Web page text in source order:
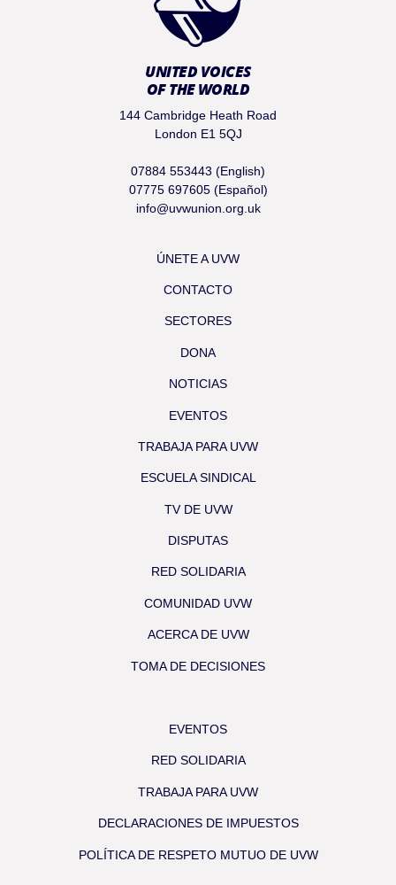
UNITED VOICES
OF THE WORLD
144 Cambridge Heath Road
London E1 5QJ
07884 553443 (English)
07775 697605 (Español)
info@uvwunion.org.uk
ÚNETE A UVW
CONTACTO
SECTORES
DONA
NOTICIAS
EVENTOS
TRABAJA PARA UVW
ESCUELA SINDICAL
TV DE UVW
DISPUTAS
RED SOLIDARIA
COMUNIDAD UVW
ACERCA DE UVW
TOMA DE DECISIONES
EVENTOS
RED SOLIDARIA
TRABAJA PARA UVW
DECLARACIONES DE IMPUESTOS
POLÍTICA DE RESPETO MUTUO DE UVW